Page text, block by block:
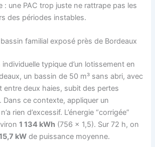
: une PAC trop juste ne rattrape pas les
des périodes instables.
familial exposé près de Bordeaux
typique d’un lotissement en
un bassin de 50 m³ sans abri, avec
entre deux haies, subit des pertes
Dans ce contexte, appliquer un
n’a rien d’excessif. L’énergie “corrigée”
1 134 kWh (756 × 1,5). Sur 72 h, on
kW de puissance moyenne.